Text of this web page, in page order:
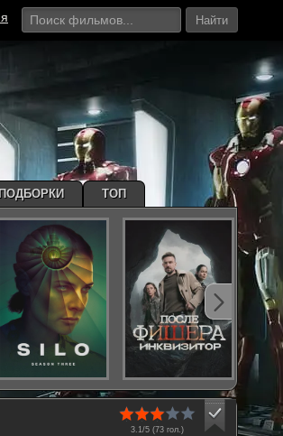
Найти
3.1/5 (73 гол.)
ПОДБОРКИ ТОП